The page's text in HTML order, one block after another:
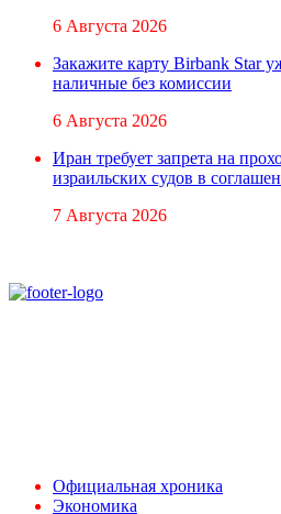
6 Августа 2026
Закажите карту Birbank Star
наличные без комиссии
6 Августа 2026
Иран требует запрета на
израильских судов в
7 Августа 2026
Официальная хроника
Экономика